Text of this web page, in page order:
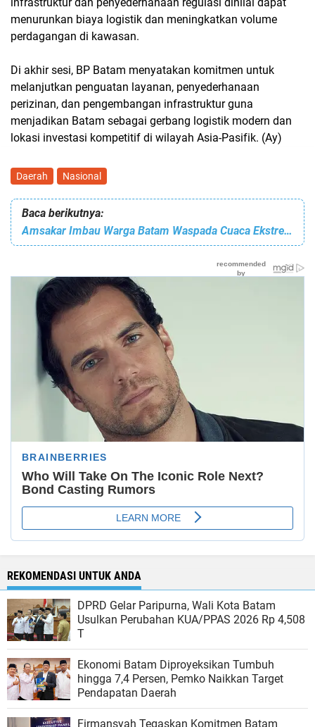
menurunkan biaya logistik dan meningkatkan volume
perdagangan di kawasan.
Di akhir sesi, BP Batam menyatakan komitmen untuk
melanjutkan penguatan layanan, penyederhanaan
perizinan, dan pengembangan infrastruktur guna
menjadikan Batam sebagai gerbang logistik modern dan
lokasi investasi kompetitif di wilayah Asia-Pasifik. (Ay)
Daerah Nasional
Baca berikutnya:
Amsakar Imbau Warga Batam Waspada Cuaca Ekstrem
REKOMENDASI UNTUK ANDA
DPRD Gelar Paripurna, Wali Kota Batam
Usulkan Perubahan KUA/PPAS 2026 Rp 4,508
T
Ekonomi Batam Diproyeksikan Tumbuh
hingga 7,4 Persen, Pemko Naikkan Target
Pendapatan Daerah
Firmansyah Tegaskan Komitmen Batam